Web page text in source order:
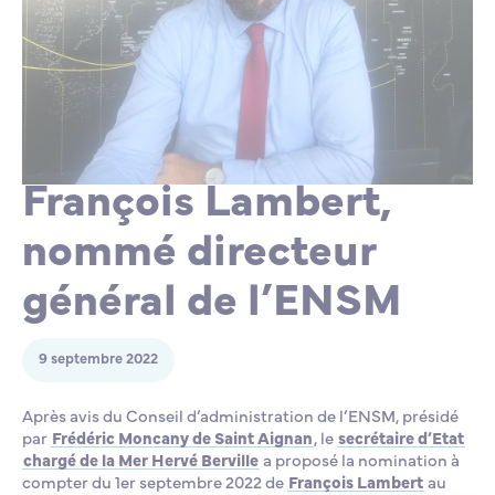
Lycée Professionnel Maritime de Bastia
Nos engagements
L’ENSM recrute
La recherche
Contacts de la Recherche à l’ENSM
L'international
Évènements internationaux
Nos partenaires
Bourses d’études
Faire un don
François Lambert,
nommé directeur
général de l’ENSM
9 septembre 2022
Après avis du Conseil d’administration de l’ENSM, présidé
par Frédéric Moncany de Saint Aignan, lesecrétaire d’Etat
chargé de la Mer Hervé Bervillea proposé la nomination à
compter du 1er septembre 2022 de François Lambertau